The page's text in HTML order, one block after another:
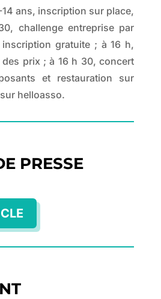
ans, inscription sur place,
challenge entreprise par
gratuite ; à 16 h,
prix ; à 16 h 30, concert
et restauration sur
helloasso.
PRESSE